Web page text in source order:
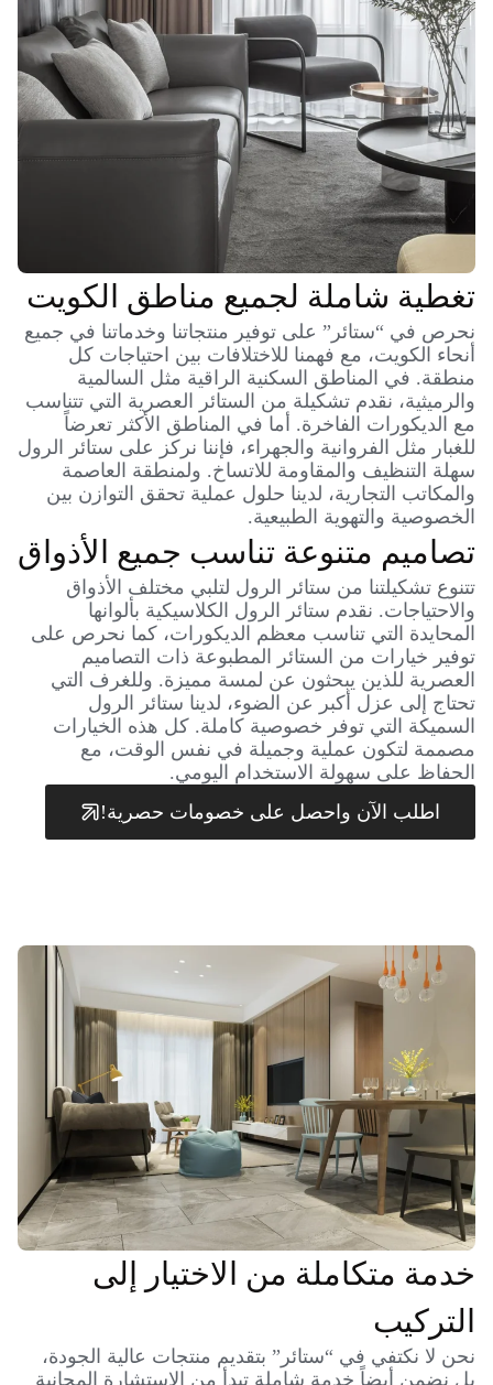
تغطية شاملة لجميع مناطق الكويت
نحرص في “ستائر” على توفير منتجاتنا وخدماتنا في جميع
أنحاء الكويت، مع فهمنا للاختلافات بين احتياجات كل
منطقة. في المناطق السكنية الراقية مثل السالمية
والرميثية، نقدم تشكيلة من الستائر العصرية التي تتناسب
مع الديكورات الفاخرة. أما في المناطق الأكثر تعرضاً
للغبار مثل الفروانية والجهراء، فإننا نركز على ستائر الرول
سهلة التنظيف والمقاومة للاتساخ. ولمنطقة العاصمة
والمكاتب التجارية، لدينا حلول عملية تحقق التوازن بين
الخصوصية والتهوية الطبيعية.
تصاميم متنوعة تناسب جميع الأذواق
تتنوع تشكيلتنا من ستائر الرول لتلبي مختلف الأذواق
والاحتياجات. نقدم ستائر الرول الكلاسيكية بألوانها
المحايدة التي تناسب معظم الديكورات، كما نحرص على
توفير خيارات من الستائر المطبوعة ذات التصاميم
العصرية للذين يبحثون عن لمسة مميزة. وللغرف التي
تحتاج إلى عزل أكبر عن الضوء، لدينا ستائر الرول
السميكة التي توفر خصوصية كاملة. كل هذه الخيارات
مصممة لتكون عملية وجميلة في نفس الوقت، مع
الحفاظ على سهولة الاستخدام اليومي.
اطلب الآن واحصل على خصومات حصرية!
خدمة متكاملة من الاختيار إلى
التركيب
نحن لا نكتفي في “ستائر” بتقديم منتجات عالية الجودة،
بل نضمن أيضاً خدمة شاملة تبدأ من الاستشارة المجانية